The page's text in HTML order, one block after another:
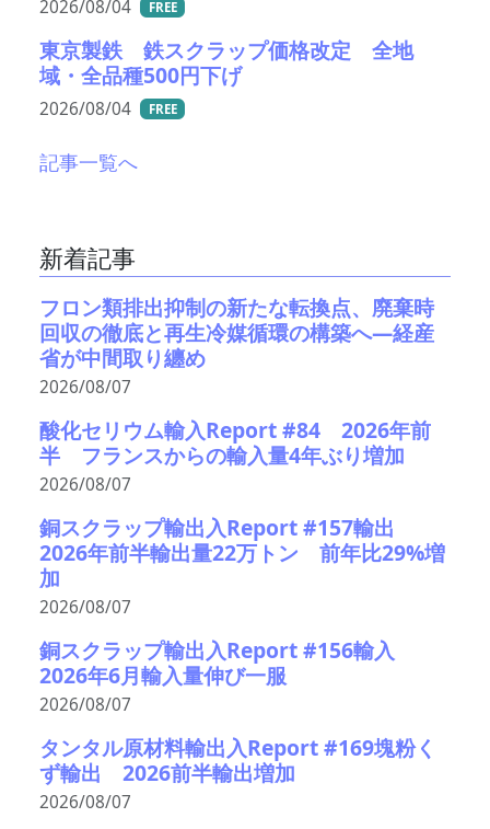
2026/08/04 FREE
東京製鉄 鉄スクラップ価格改定 全地
域・全品種500円下げ
2026/08/04 FREE
記事一覧へ
新着記事
フロン類排出抑制の新たな転換点、廃棄時
回収の徹底と再生冷媒循環の構築へ―経産
省が中間取り纏め
2026/08/07
酸化セリウム輸入Report #84 2026年前
半 フランスからの輸入量4年ぶり増加
2026/08/07
銅スクラップ輸出入Report #157輸出
2026年前半輸出量22万トン 前年比29%増
加
2026/08/07
銅スクラップ輸出入Report #156輸入
2026年6月輸入量伸び一服
2026/08/07
タンタル原材料輸出入Report #169塊粉く
ず輸出 2026前半輸出増加
2026/08/07